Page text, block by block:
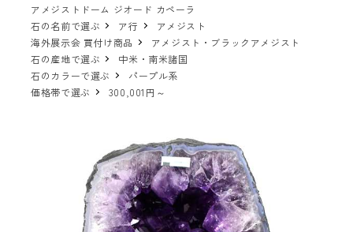
アメジストドーム ジオード カペーラ
石の名前で選ぶ
ア行
アメジスト
海外展示会 買付け商品
アメジスト・ブラックアメジスト
石の産地で選ぶ
中米・南米諸国
石のカラーで選ぶ
パープル系
価格帯で選ぶ
300,001円～